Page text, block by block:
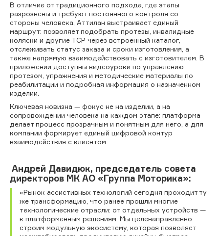
В отличие от традиционного подхода, где этапы
разрознены и требуют постоянного контроля со
стороны человека, Аттилан выстраивает единый
маршрут: позволяет подобрать протезы, инвалидные
коляски и другие ТСР через встроенный каталог,
отслеживать статус заказа и сроки изготовления, а
также напрямую взаимодействовать с изготовителем. В
приложении доступны видеоуроки по управлению
протезом, упражнения и методические материалы по
реабилитации и подробная информация о назначенном
изделии.
Ключевая новизна — фокус не на изделии, а на
сопровождении человека на каждом этапе: платформа
делает процесс прозрачным и понятным для него, а для
компании формирует единый цифровой контур
взаимодействия с клиентом.
Андрей Давидюк, председатель совета
директоров МК АО «Группа Моторика»:
«Рынок ассистивных технологий сегодня проходит ту
же трансформацию, что ранее прошли многие
технологические отрасли: от отдельных устройств —
к платформенным решениям. Мы целенаправленно
строим модульную экосистему, которая позволяет